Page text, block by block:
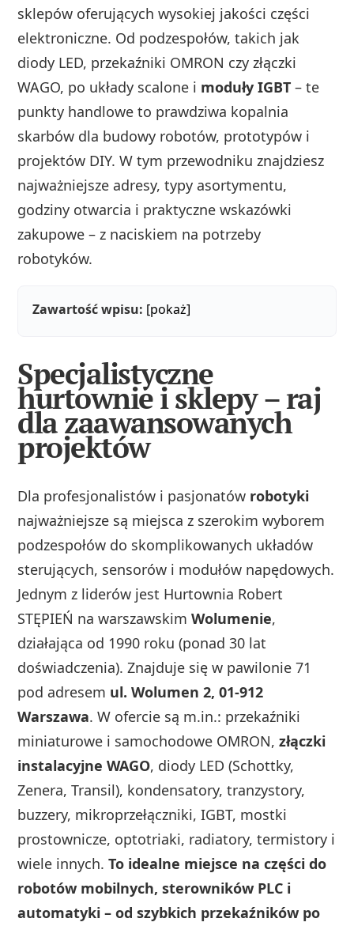
sklepów oferujących wysokiej jakości części
elektroniczne. Od podzespołów, takich jak
diody LED, przekaźniki OMRON czy złączki
WAGO, po układy scalone i moduły IGBT – te
punkty handlowe to prawdziwa kopalnia
skarbów dla budowy robotów, prototypów i
projektów DIY. W tym przewodniku znajdziesz
najważniejsze adresy, typy asortymentu,
godziny otwarcia i praktyczne wskazówki
zakupowe – z naciskiem na potrzeby
robotyków.
Zawartość wpisu: [pokaż]
Specjalistyczne
hurtownie i sklepy – raj
dla zaawansowanych
projektów
Dla profesjonalistów i pasjonatów robotyki
najważniejsze są miejsca z szerokim wyborem
podzespołów do skomplikowanych układów
sterujących, sensorów i modułów napędowych.
Jednym z liderów jest Hurtownia Robert
STĘPIEŃ na warszawskimWolumenie,
działająca od 1990 roku (ponad 30 lat
doświadczenia). Znajduje się w pawilonie 71
pod adresem ul. Wolumen 2, 01-912
Warszawa. W ofercie są m.in.: przekaźniki
miniaturowe i samochodowe OMRON,złączki
instalacyjne WAGO, diody LED (Schottky,
Zenera, Transil), kondensatory, tranzystory,
buzzery, mikroprzełączniki, IGBT, mostki
prostownicze, optotriaki, radiatory, termistory i
wiele innych.To idealne miejsce na części do
robotów mobilnych, sterowników PLC i
automatyki – od szybkich przekaźników po